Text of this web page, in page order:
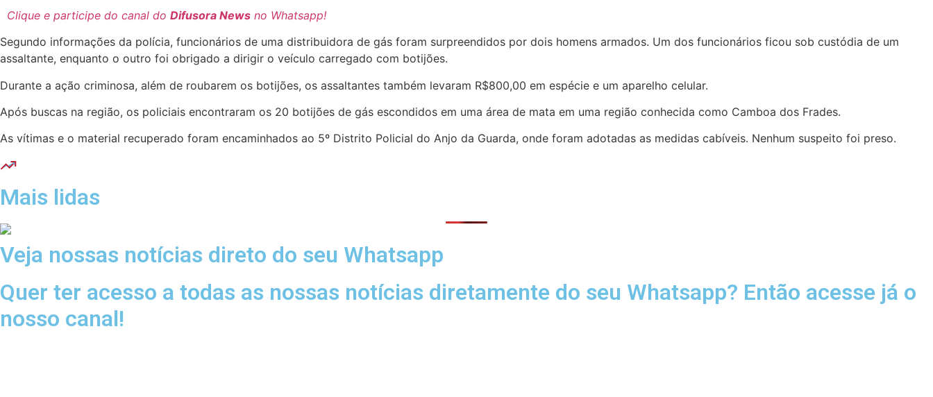
Clique e participe do canal do Difusora News no Whatsapp!
Segundo informações da polícia, funcionários de uma distribuidora de gás foram surpreendidos por dois homens armados. Um dos funcionários ficou sob custódia de um
assaltante, enquanto o outro foi obrigado a dirigir o veículo carregado com botijões.
Durante a ação criminosa, além de roubarem os botijões, os assaltantes também levaram R$800,00 em espécie e um aparelho celular.
Após buscas na região, os policiais encontraram os 20 botijões de gás escondidos em uma área de mata em uma região conhecida como Camboa dos Frades.
As vítimas e o material recuperado foram encaminhados ao 5º Distrito Policial do Anjo da Guarda, onde foram adotadas as medidas cabíveis. Nenhum suspeito foi preso.
Mais lidas
Veja nossas notícias direto do seu Whatsapp
Quer ter acesso a todas as nossas notícias diretamente do seu Whatsapp? Então acesse já o
nosso canal!